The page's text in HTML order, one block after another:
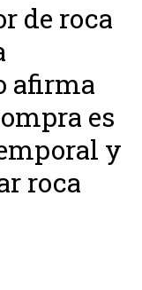
de roca
afirma
es
y
roca